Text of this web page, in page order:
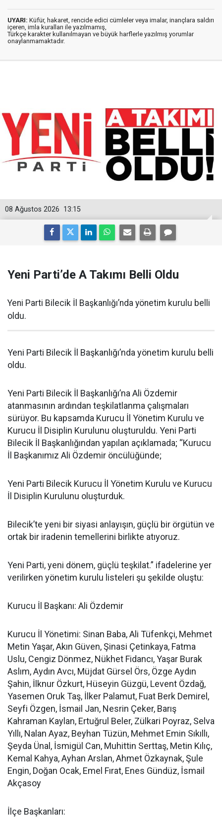
UYARI: Küfür, hakaret, rencide edici cümleler veya imalar, inançlara saldırı
içeren, imla kuralları ile yazılmamış,
Türkçe karakter kullanılmayan ve büyük harflerle yazılmış yorumlar
onaylanmamaktadır.
13:15
08 Ağustos 2026
Yeni Parti’de A Takımı Belli Oldu
Yeni Parti Bilecik İl Başkanlığı’nda yönetim kurulu belli
oldu.
Yeni Parti Bilecik İl Başkanlığı’nda yönetim kurulu belli
oldu.
Yeni Parti Bilecik İl Başkanlığı’na Ali Özdemir
atanmasının ardından teşkilatlanma çalışmaları
sürüyor. Bu kapsamda Kurucu İl Yönetim Kurulu ve
Kurucu İl Disiplin Kurulunu oluşturuldu. Yeni Parti
Bilecik İl Başkanlığından yapılan açıklamada; “Kurucu
İl Başkanımız Ali Özdemir öncülüğünde;
Yeni Parti Bilecik Kurucu İl Yönetim Kurulu ve Kurucu
İl Disiplin Kurulunu oluşturduk.
Bilecik’te yeni bir siyasi anlayışın, güçlü bir örgütün ve
ortak bir iradenin temellerini birlikte atıyoruz.
Yeni Parti, yeni dönem, güçlü teşkilat.” ifadelerine yer
verilirken yönetim kurulu listeleri şu şekilde oluştu:
Kurucu İl Başkanı: Ali Özdemir
Kurucu İl Yönetimi: Sinan Baba, Ali Tüfenkçi, Mehmet
Metin Yaşar, Akın Güven, Şinasi Çetinkaya, Fatma
Uslu, Cengiz Dönmez, Nükhet Fidancı, Yaşar Burak
Aslım, Aydın Avcı, Müjdat Gürsel Örs, Özge Aydın
Şahin, İlknur Özkurt, Hüseyin Güzgü, Levent Özdağ,
Yasemen Oruk Taş, İlker Palamut, Fuat Berk Demirel,
Seyfi Özgen, İsmail Jan, Nesrin Çeker, Barış
Kahraman Kaylan, Ertuğrul Beler, Zülkari Poyraz, Selva
Yıllı, Nalan Ayaz, Beyhan Tüzün, Mehmet Emin Sıkıllı,
Şeyda Ünal, İsmigül Can, Muhittin Serttaş, Metin Kılıç,
Kemal Kahya, Ayhan Arslan, Ahmet Özkaynak, Şule
Engin, Doğan Ocak, Emel Fırat, Enes Gündüz, İsmail
Akçasoy
İlçe Başkanları: